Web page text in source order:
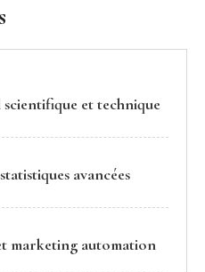
et technique
avancées
marketing automation